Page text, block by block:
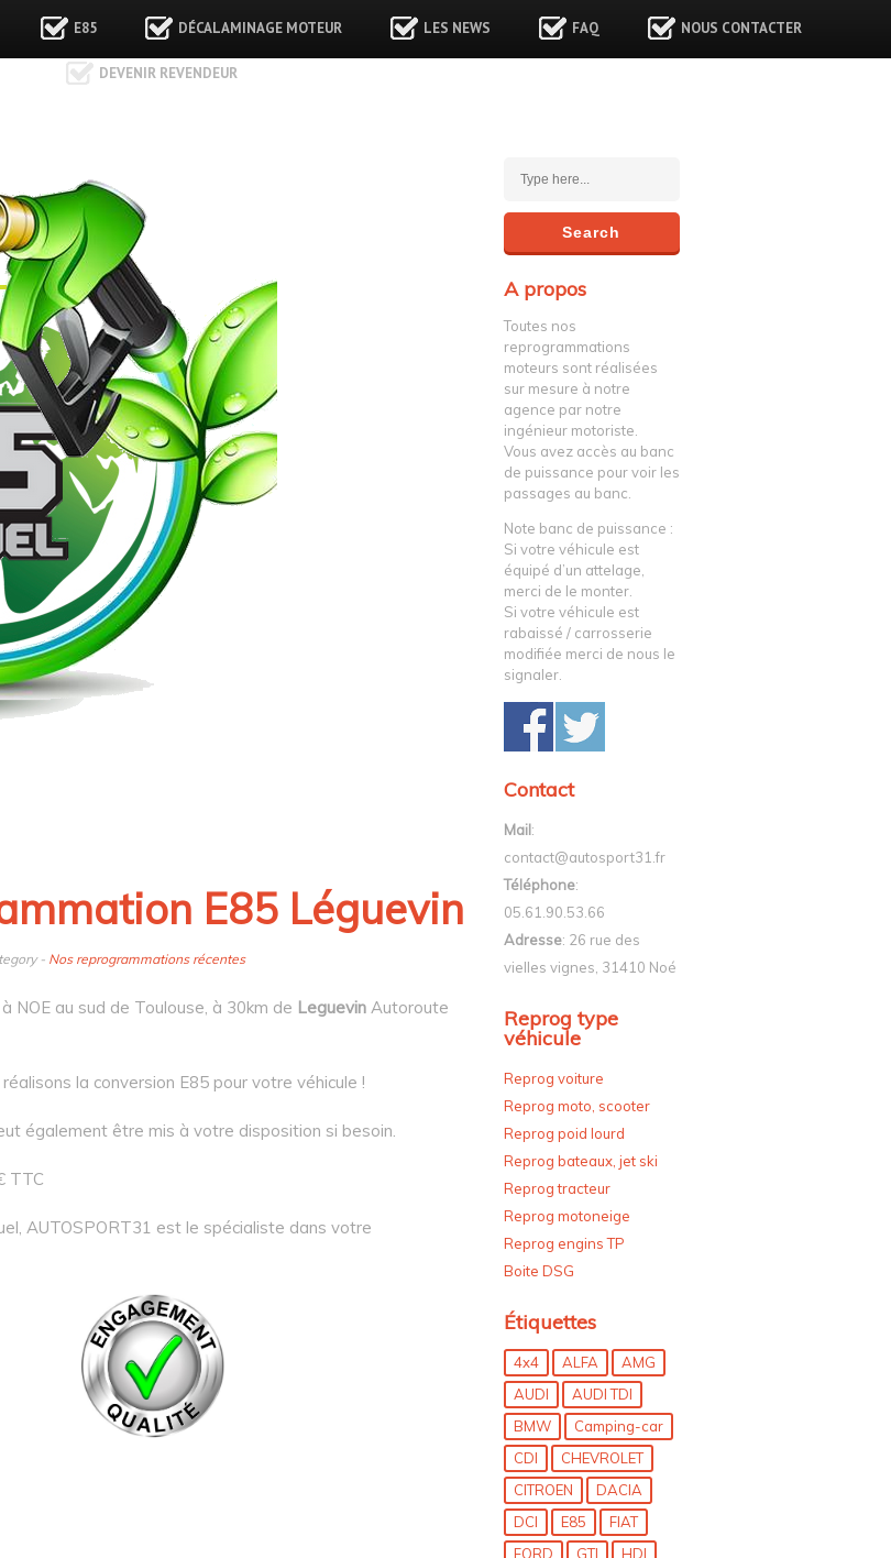
E85 DÉCALAMINAGE MOTEUR LES NEWS FAQ NOUS CONTACTER
DEVENIR REVENDEUR
E85 Léguevin
- Nos reprogrammations récentes
NOE au sud de Toulouse, à 30km de LeguevinAutoroute
la conversion E85 pour votre véhicule !
également être mis à votre disposition si besoin.
TTC
AUTOSPORT31 est le spécialiste dans votre
A propos
Toutes nos
reprogrammations
moteurs sont réalisées
sur mesure à notre
agence par notre
ingénieur motoriste.
Vous avez accès au banc
de puissance pour voir les
passages au banc.
Note banc de puissance :
Si votre véhicule est
équipé d’un attelage,
merci de le monter.
Si votre véhicule est
rabaissé / carrosserie
modifiée merci de nous le
signaler.
Contact
Mail:
contact@autosport31.fr
Téléphone:
05.61.90.53.66
Adresse: 26 rue des
vielles vignes, 31410 Noé
Reprog type
véhicule
Reprog voiture
Reprog moto, scooter
Reprog poid lourd
Reprog bateaux, jet ski
Reprog tracteur
Reprog motoneige
Reprog engins TP
Boite DSG
Étiquettes
4x4 ALFA
AMG
AUDI
AUDI TDI
BMW
Camping-car
CDI
CHEVROLET
CITROEN
DACIA
DCI
E85
FIAT
FORD
GTI
HDI